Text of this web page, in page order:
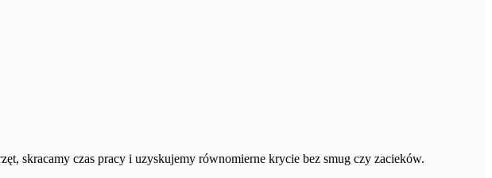
skracamy czas pracy i uzyskujemy równomierne krycie bez smug czy zacieków.